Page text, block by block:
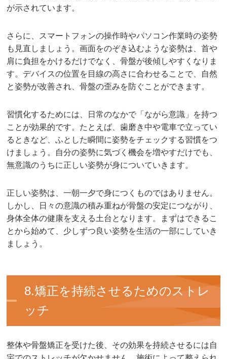
が示されています。
さらに、スマートフォンの操作時やパソコン作業時の姿勢
も見直しましょう。画面をのぞき込むような姿勢は、首や
肩に負担をかけるだけでなく、骨盤が後傾しやすくなりま
す。デバイスの位置を目線の高さに合わせることで、自然
と姿勢が改善され、骨盤の歪みを防ぐことができます。
習慣化するためには、日常のなかで「ながら意識」を持つ
ことが効果的です。たとえば、歯磨き中や電車で立ってい
るときなど、ふとした瞬間に姿勢をチェックする習慣をつ
けましょう。自分の姿勢に気づく機会を増やすだけでも、
無意識のうちに正しい姿勢が身についていきます。
正しい姿勢は、一朝一夕で身につくものではありません。
しかし、日々の意識の積み重ねが骨盤の安定につながり、
身体全体の健康を支える土台となります。まずはできるこ
とから始めて、少しずつ良い姿勢を生活の一部にしていき
ましょう。
8.矯正を持続させるためのストレ
ッチ
整体や骨盤矯正を受けた後、その効果を持続させるには自